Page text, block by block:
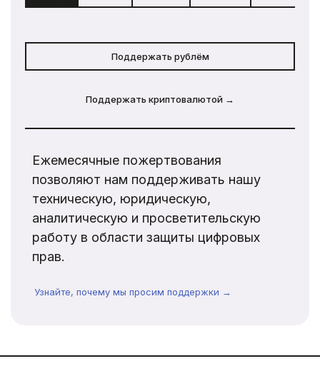
Поддержать рублём
Поддержать криптовалютой →
Ежемесячные пожертвования
позволяют нам поддерживать нашу
техническую, юридическую,
аналитическую и просветительскую
работу в области защиты цифровых
прав.
Узнайте, почему мы просим поддержки →